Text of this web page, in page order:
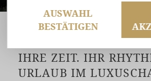
ANFRAGEN
BUCHEN
IHRE ZEIT. IHR
URLAUB IM
AUSWAHL
BESTÄTIGEN